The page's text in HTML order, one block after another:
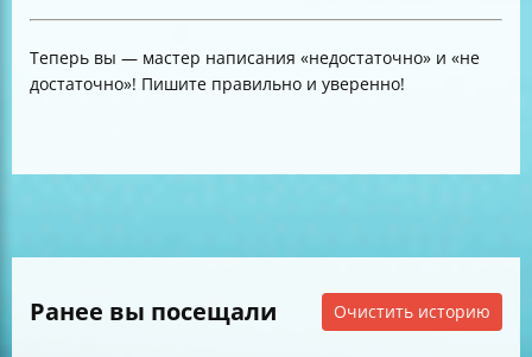
Теперь вы — мастер написания «недостаточно» и «не
достаточно»! Пишите правильно и уверенно!
Ранее вы посещали Очистить историю